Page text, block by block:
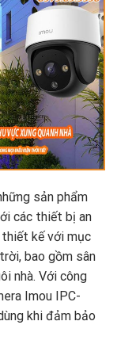
sản phẩm
các thiết bị an
kế với mục
bao gồm sân
nhà. Với công
Imou IPC-
khi đảm bảo